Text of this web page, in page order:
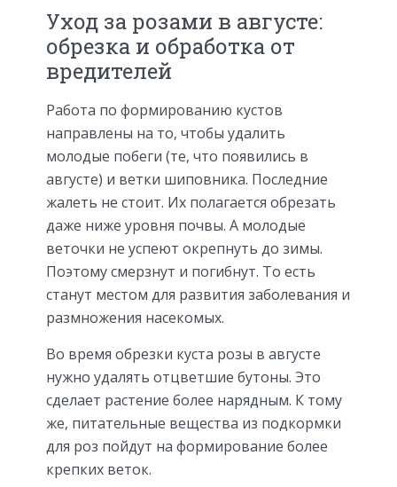
Уход за розами в августе:
обрезка и обработка от
вредителей
Работа по формированию кустов
направлены на то, чтобы удалить
молодые побеги (те, что появились в
августе) и ветки шиповника. Последние
жалеть не стоит. Их полагается обрезать
даже ниже уровня почвы. А молодые
веточки не успеют окрепнуть до зимы.
Поэтому смерзнут и погибнут. То есть
станут местом для развития заболевания и
размножения насекомых.
Во время обрезки куста розы в августе
нужно удалять отцветшие бутоны. Это
сделает растение более нарядным. К тому
же, питательные вещества из подкормки
для роз пойдут на формирование более
крепких веток.